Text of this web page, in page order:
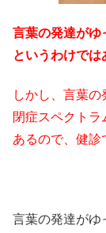
言葉の発達がゆ
というわけでは
しかし、言葉
閉症スペクト
あるので、健診
言葉の発達がゆ